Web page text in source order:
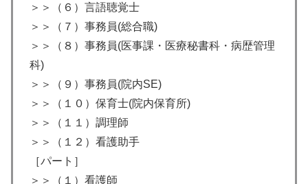
＞＞（６）言語聴覚士
＞＞（７）事務員(総合職)
＞＞（８）事務員(医事課・医療秘書科・病歴管理
科)
＞＞（９）事務員(院内SE)
＞＞（１０）保育士(院内保育所)
＞＞（１１）調理師
＞＞（１２）看護助手
［パート］
＞＞（１）看護師